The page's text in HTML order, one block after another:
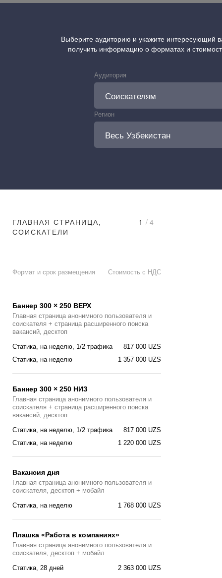
Выберите аудиторию и укажите интересующий
получить информацию о форматах и
Аудитория
Регион
1 / 4
ГЛАВНАЯ СТРАНИЦА,
СОИСКАТЕЛИ
Формат и срок размещения Стоимость с НДС
Баннер 300 × 250 ВЕРХ
Главная страница анонимного пользователя и
соискателя + страница расширенного поиска
вакансий, десктоп
817 000 UZS
Статика, на неделю, 1/2 трафика
1 357 000 UZS
Статика, на неделю
Баннер 300 × 250 НИЗ
Главная страница анонимного пользователя и
соискателя + страница расширенного поиска
вакансий, десктоп
817 000 UZS
Статика, на неделю, 1/2 трафика
1 220 000 UZS
Статика, на неделю
Вакансия дня
Главная страницa анонимного пользователя и
соискателя, десктоп + мобайл
1 768 000 UZS
Статика, на неделю
Плашка «Работа в компаниях»
Главная страницa анонимного пользователя и
соискателя, десктоп + мобайл
2 363 000 UZS
Статика, 28 дней